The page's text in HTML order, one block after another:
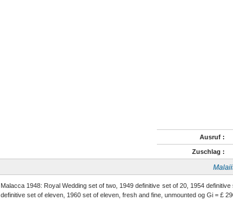
Ausruf :
Zuschlag :
Malacca 1948: Royal Wedding set of two, 1949 definitive set of 20, 1954
definitive set of eleven, 1960 set of eleven, fresh and fine, unmounted og Gi = £